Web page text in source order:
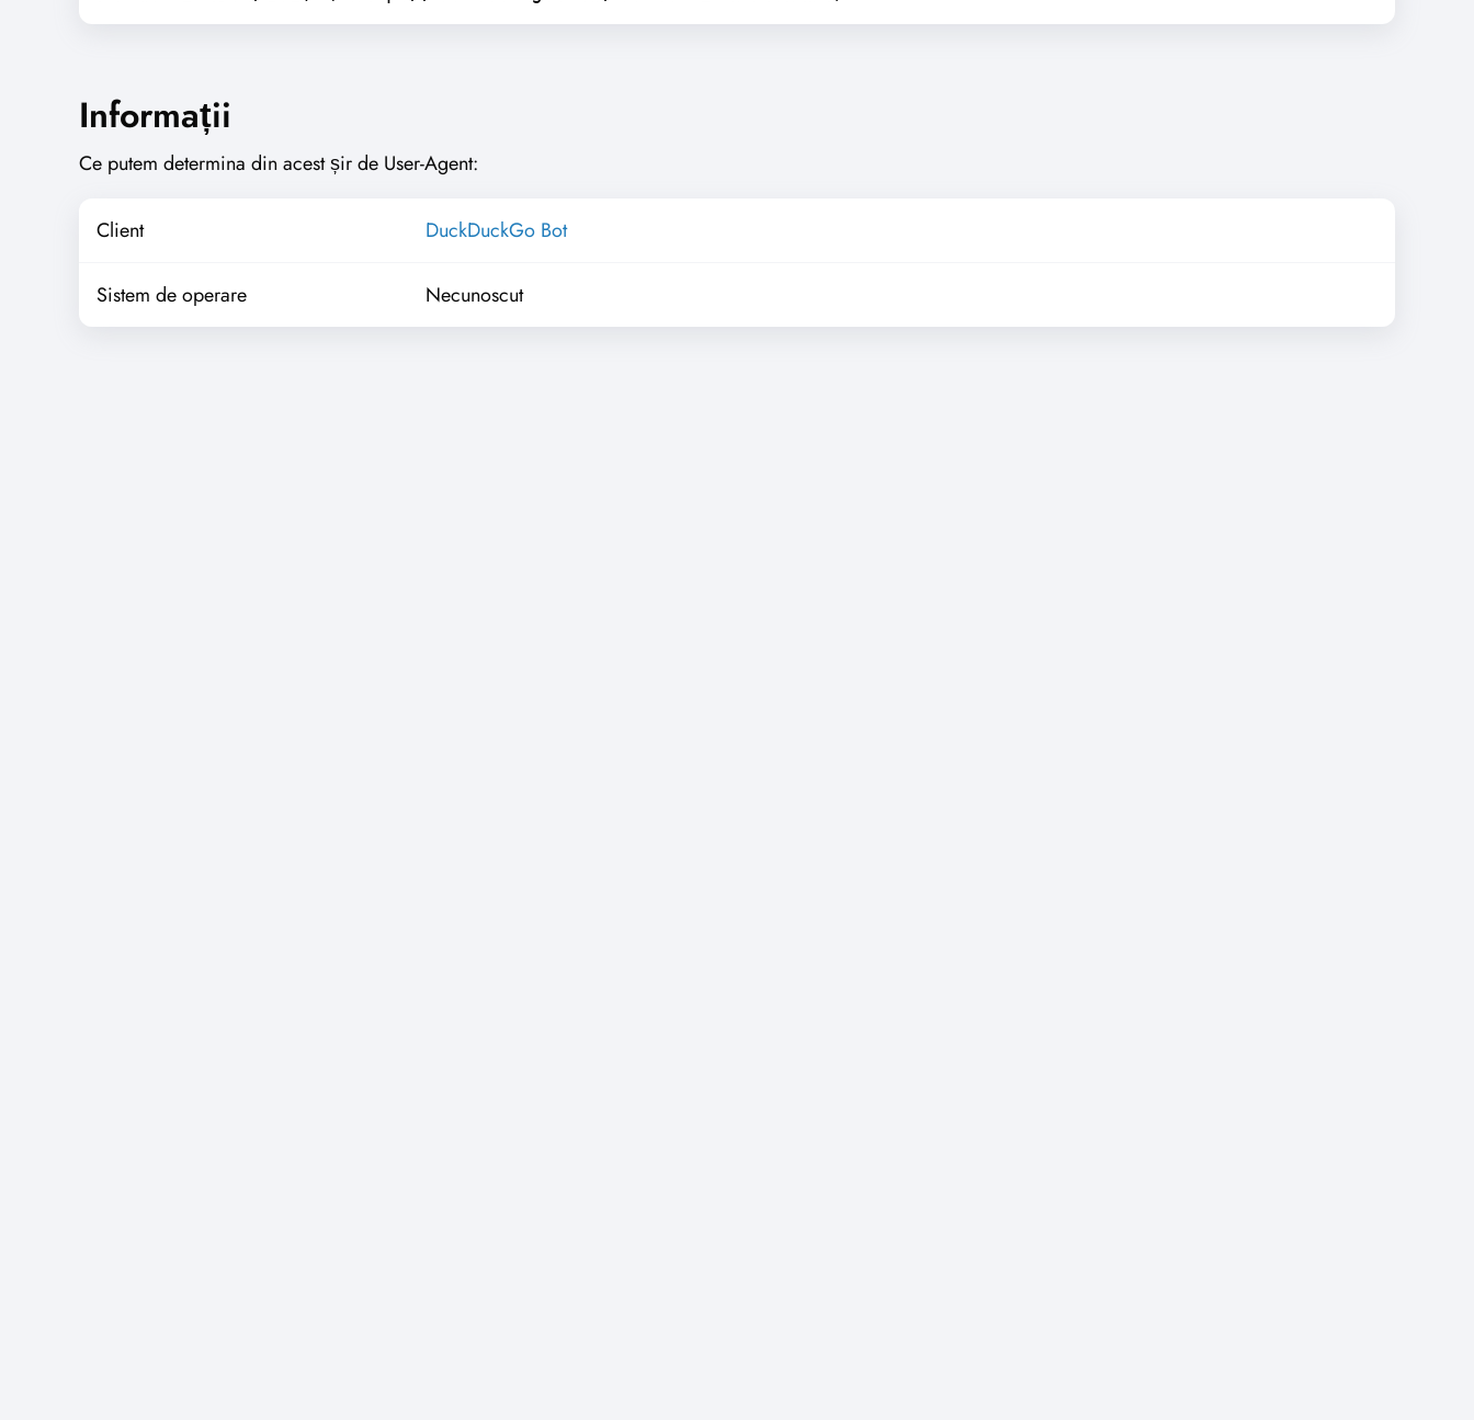
Informații
Ce putem determina din acest șir de User-Agent:
Client DuckDuckGo Bot
Sistem de operare Necunoscut